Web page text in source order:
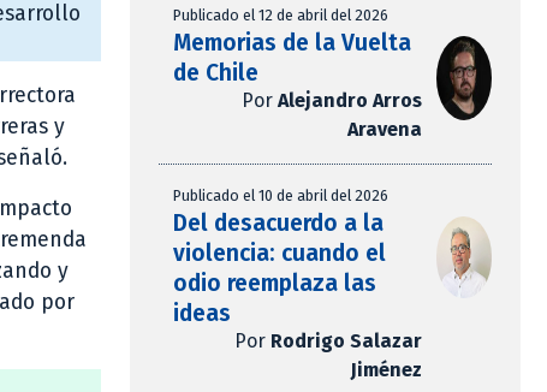
y
y
por
Publicado el 12 de abril del 2026
Memorias de la Vuelta
de Chile
Por Alejandro Arros
Aravena
Publicado el 10 de abril del 2026
Del desacuerdo a la
violencia: cuando el
odio reemplaza las
ideas
Por Rodrigo Salazar
Jiménez